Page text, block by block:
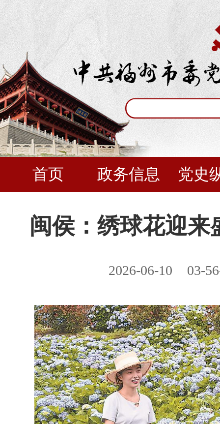
首页 政务信息 党史
闽侯：绣球花迎来
2026-06-10 03-